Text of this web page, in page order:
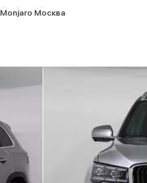
Monjaro Москва